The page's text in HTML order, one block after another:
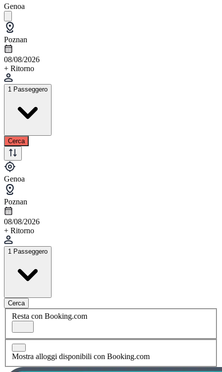
Genoa
Poznan
08/08/2026
+ Ritorno
1 Passeggero
Cerca
Genoa
Poznan
08/08/2026
+ Ritorno
1 Passeggero
Cerca
Resta con Booking.com
Mostra alloggi disponibili con Booking.com